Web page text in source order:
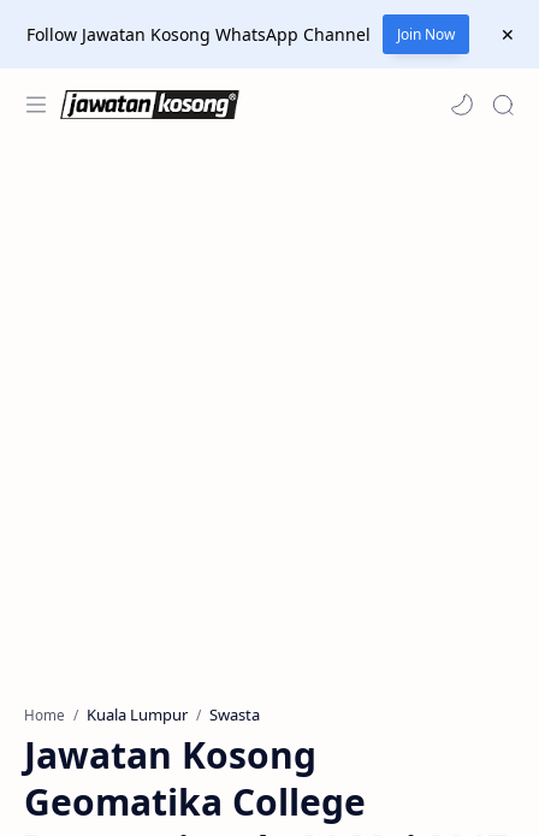
Follow Jawatan Kosong WhatsApp Channel Join Now
Home Kuala Lumpur Swasta
Jawatan Kosong
Geomatika College